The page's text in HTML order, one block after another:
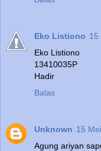
Eko Listiono 15
Eko Listiono
13410035P
Hadir
Balas
Unknown 15
Agung ariyan